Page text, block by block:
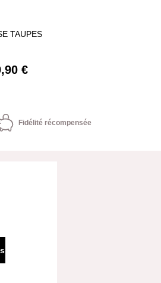
TAUPES
€
Fidélité récompensée